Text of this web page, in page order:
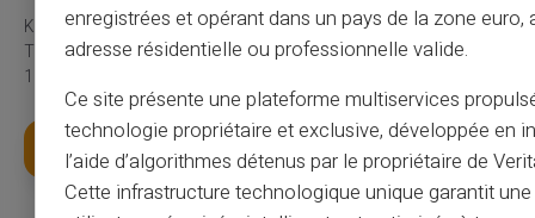
Kundenservice in englischer Sprache zu Ihrer Verfügung mit
Ticket 24/24, telefonisch von Montag bis Samstag von 9h bis
18h30
Hol dir deine Karte
enregistrées et opérant dans un pays de la zone euro,
adresse résidentielle ou professionnelle valide.
Ce site présente une plateforme multiservices
technologie propriétaire et exclusive, développée en
l’aide d’algorithmes détenus par le propriétaire de
Cette infrastructure technologique unique garantit